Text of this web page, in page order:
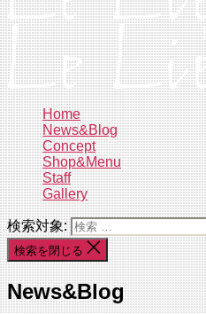
Home
News&Blog
Concept
Shop&Menu
Staff
Gallery
検索対象:
検索を閉じる
News&Blog